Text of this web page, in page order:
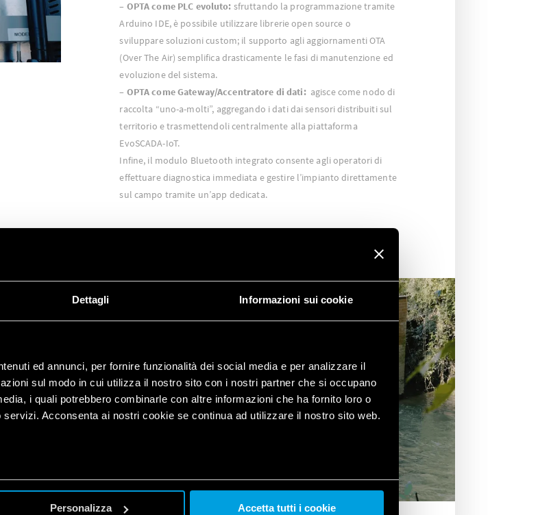
Dettagli Informazioni sui cookie
ed annunci, per fornire funzionalità dei social media e per analizzare il
sul modo in cui utilizza il nostro sito con i nostri partner che si occupano
i quali potrebbero combinarle con altre informazioni che ha fornito loro o
Acconsenta ai nostri cookie se continua ad utilizzare il nostro sito web.
Personalizza Accetta tutti i cookie
– OPTA come PLC evoluto: sfruttando la programmazione tramite
Arduino IDE, è possibile utilizzare librerie open source o
sviluppare soluzioni custom; il supporto agli aggiornamenti OTA
(Over The Air) semplifica drasticamente le fasi di manutenzione ed
evoluzione del sistema.
– OPTA come Gateway/Accentratore di dati: agisce come nodo di
raccolta “uno-a-molti”, aggregando i dati dai sensori distribuiti sul
territorio e trasmettendoli centralmente alla piattaforma
EvoSCADA-IoT.
Infine, il modulo Bluetooth integrato consente agli operatori di
effettuare diagnostica immediata e gestire l’impianto direttamente
sul campo tramite un’app dedicata.
impianti
e
dell’oasi e